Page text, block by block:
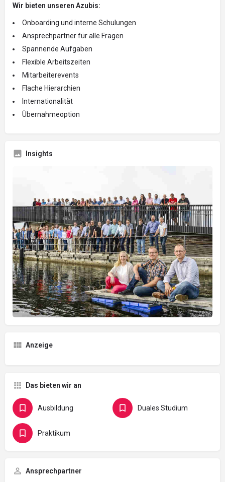
Wir bieten unseren Azubis:
Onboarding und interne Schulungen
Ansprechpartner für alle Fragen
Spannende Aufgaben
Flexible Arbeitszeiten
Mitarbeiterevents
Flache Hierarchien
Internationalität
Übernahmeoption
Insights
Anzeige
Das bieten wir an
Ausbildung Duales Studium
Praktikum
Ansprechpartner